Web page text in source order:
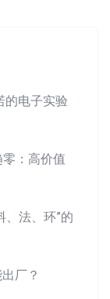
的电子实验
零：高价值
、法、环”的
厂？